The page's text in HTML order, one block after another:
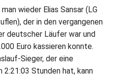
wieder Elias Sansar (LG
der in den vergangenen
deutscher Läufer war und
Euro kassieren konnte.
Sieger, der eine
Stunden hat, kann